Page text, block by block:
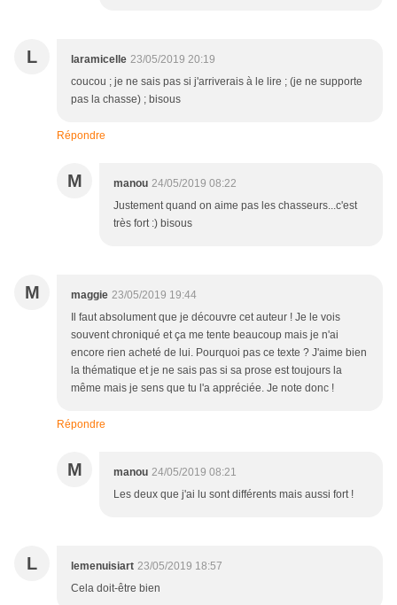
L laramicelle 23/05/2019 20:19
coucou ; je ne sais pas si j'arriverais à le lire ; (je ne supporte
pas la chasse) ; bisous
Répondre
M manou 24/05/2019 08:22
Justement quand on aime pas les chasseurs...c'est
très fort :) bisous
M maggie 23/05/2019 19:44
Il faut absolument que je découvre cet auteur ! Je le vois
souvent chroniqué et ça me tente beaucoup mais je n'ai
encore rien acheté de lui. Pourquoi pas ce texte ? J'aime bien
la thématique et je ne sais pas si sa prose est toujours la
même mais je sens que tu l'a appréciée. Je note donc !
Répondre
M manou 24/05/2019 08:21
Les deux que j'ai lu sont différents mais aussi fort !
L lemenuisiart 23/05/2019 18:57
Cela doit-être bien